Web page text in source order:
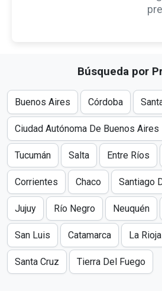
Búsqueda por
Buenos Aires Córdoba
Ciudad Autónoma De Buenos Aires
Tucumán Salta Entre Ríos
Corrientes Chaco Santiago
Jujuy Río Negro Neuquén
San Luis Catamarca La Rioja
Santa Cruz Tierra Del Fuego